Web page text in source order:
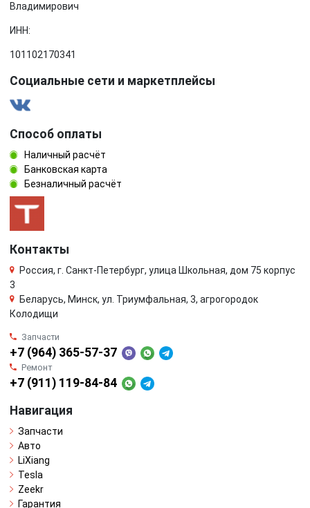
Владимирович
ИНН:
101102170341
Социальные сети и маркетплейсы
Способ оплаты
Наличный расчёт
Банковская карта
Безналичный расчёт
Контакты
Россия, г. Санкт-Петербург, улица Школьная, дом 75 корпус
3
Беларусь, Минск, ул. Триумфальная, 3, агрогородок
Колодищи
Запчасти
+7 (964) 365-57-37
Ремонт
+7 (911) 119-84-84
Навигация
Запчасти
Авто
LiXiang
Tesla
Zeekr
Гарантия